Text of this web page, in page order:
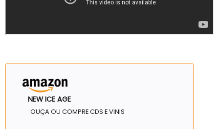
NEW ICE AGE
OUÇA OU COMPRE CDS E VINIS